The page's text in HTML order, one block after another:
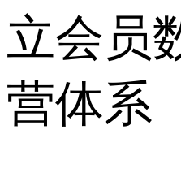
立会员
营体系